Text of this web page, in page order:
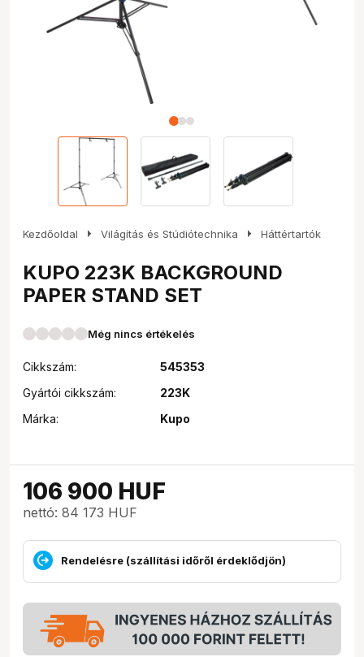
Kezdőoldal arrow_right Világítás és Stúdiótechnika arrow_right Háttértartók
KUPO 223K BACKGROUND
PAPER STAND SET
Még nincs értékelés
Cikkszám:
545353
Gyártói cikkszám:
223K
Márka:
Kupo
106 900 HUF
nettó: 84 173 HUF
Rendelésre (szállítási időről érdeklődjön)